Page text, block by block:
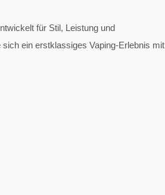
für Stil, Leistung und
ein erstklassiges Vaping-Erlebnis mit